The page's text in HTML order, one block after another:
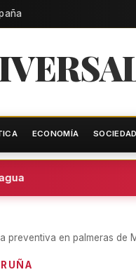
ECONOMÍA SOCIEDAD
preventiva en palmeras de